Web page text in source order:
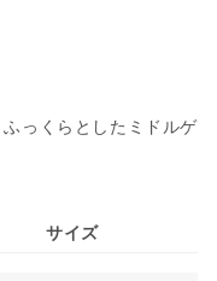
っくらとしたミドルゲ
サイズ